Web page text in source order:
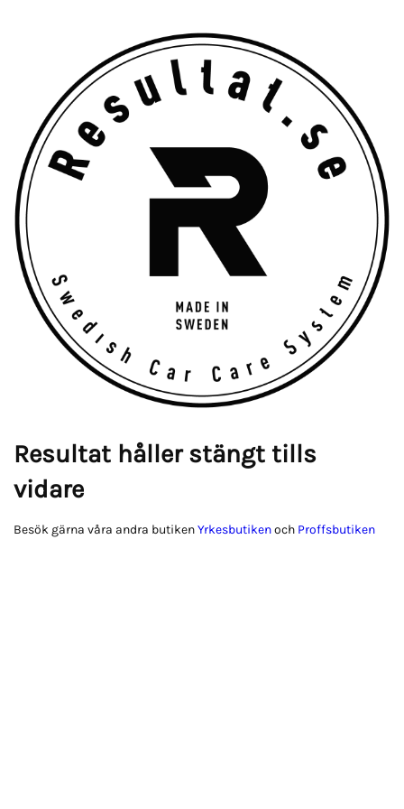
Resultat håller stängt tills
vidare
Besök gärna våra andra butikenYrkesbutikenoch Proffsbutiken